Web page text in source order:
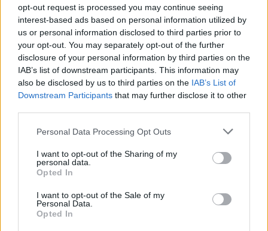
opt-out request is processed you may continue seeing
interest-based ads based on personal information utilized by
us or personal information disclosed to third parties prior to
your opt-out. You may separately opt-out of the further
disclosure of your personal information by third parties on the
IAB’s list of downstream participants. This information may
also be disclosed by us to third parties on the IAB’s List of
Downstream Participants that may further disclose it to other
Personal Data Processing Opt Outs
I want to opt-out of the Sharing of my
personal data.
Opted In
I want to opt-out of the Sale of my
Personal Data.
Opted In
Σχετικά Άρθρα